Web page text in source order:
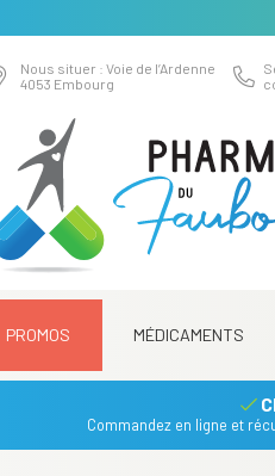
Nous situer : Voie de l’Ardenne
4053 Embourg
PROMOS MÉDICAMENTS
Commandez en ligne et